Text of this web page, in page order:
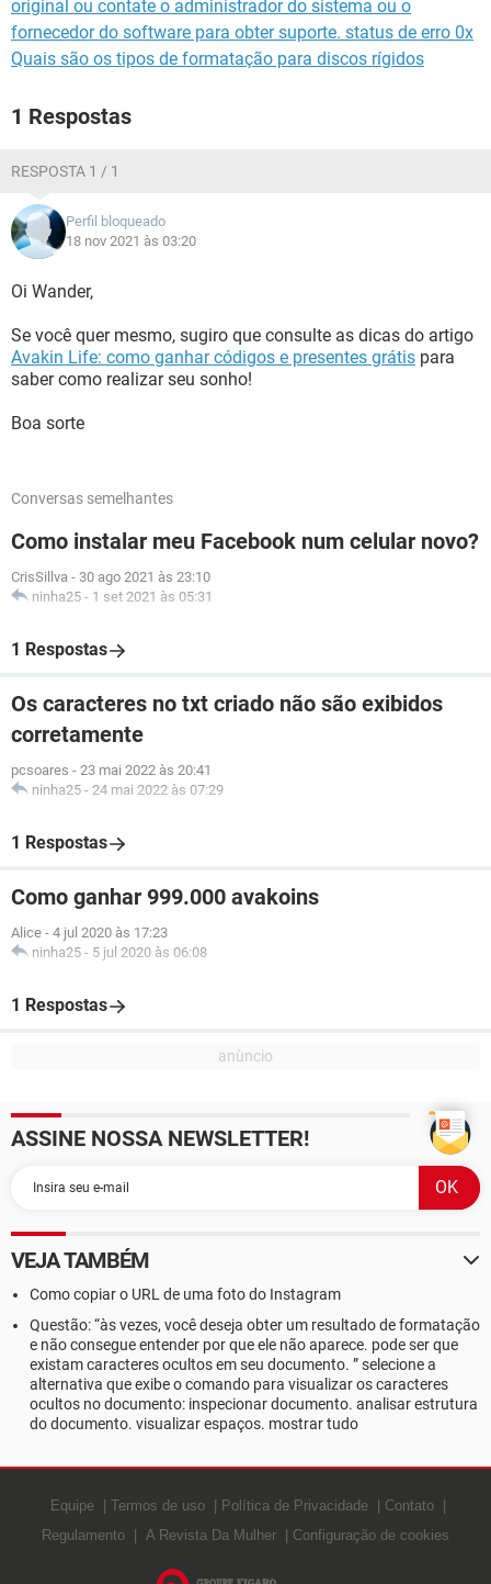
original ou contate o administrador do sistema ou o
fornecedor do software para obter suporte. status de erro 0x
Quais são os tipos de formatação para discos rígidos
1 Respostas
RESPOSTA 1 / 1
Perfil bloqueado
18 nov 2021 às 03:20
Oi Wander,
Se você quer mesmo, sugiro que consulte as dicas do artigo
Avakin Life: como ganhar códigos e presentes grátis para
saber como realizar seu sonho!
Boa sorte
Conversas semelhantes
Como instalar meu Facebook num celular novo?
CrisSillva - 30 ago 2021 às 23:10
ninha25 - 1 set 2021 às 05:31
1 Respostas
Os caracteres no txt criado não são exibidos
corretamente
pcsoares - 23 mai 2022 às 20:41
ninha25 - 24 mai 2022 às 07:29
1 Respostas
Como ganhar 999.000 avakoins
Alice - 4 jul 2020 às 17:23
ninha25 - 5 jul 2020 às 06:08
1 Respostas
ASSINE NOSSA NEWSLETTER!
VEJA TAMBÉM
Como copiar o URL de uma foto do Instagram
Questão: “às vezes, você deseja obter um resultado de formatação
e não consegue entender por que ele não aparece. pode ser que
existam caracteres ocultos em seu documento. ” selecione a
alternativa que exibe o comando para visualizar os caracteres
ocultos no documento: inspecionar documento. analisar estrutura
do documento. visualizar espaços. mostrar tudo
Equipe Termos de uso Política de Privacidade
Contato
Regulamento
A Revista Da Mulher Configuração de cookies